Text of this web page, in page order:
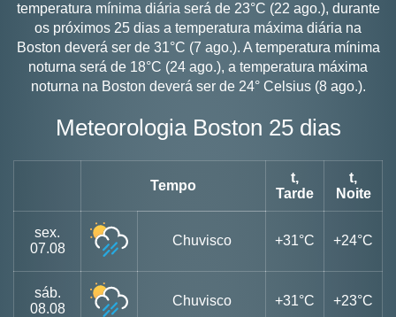
temperatura mínima diária será de 23°C (22 ago.), durante
os próximos 25 dias a temperatura máxima diária na
Boston deverá ser de 31°C (7 ago.). A temperatura mínima
noturna será de 18°C (24 ago.), a temperatura máxima
noturna na Boston deverá ser de 24° Celsius (8 ago.).
Meteorologia Boston 25 dias
Tempo
t,
Tarde
t,
Noite
sex.
07.08
Chuvisco +31°C +24°C
sáb.
08.08
Chuvisco +31°C +23°C